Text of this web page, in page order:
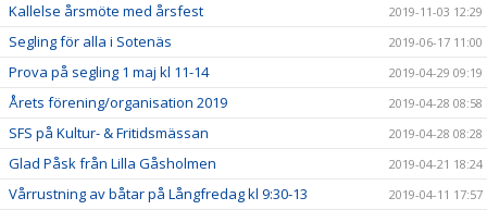
Kallelse årsmöte med årsfest 2019-11-03 12:29
Segling för alla i Sotenäs 2019-06-17 11:00
Prova på segling 1 maj kl 11-14 2019-04-29 09:19
Årets förening/organisation 2019 2019-04-28 08:58
SFS på Kultur- & Fritidsmässan 2019-04-28 08:28
Glad Påsk från Lilla Gåsholmen 2019-04-21 18:24
Vårrustning av båtar på Långfredag kl 9:30-13 2019-04-11 17:57